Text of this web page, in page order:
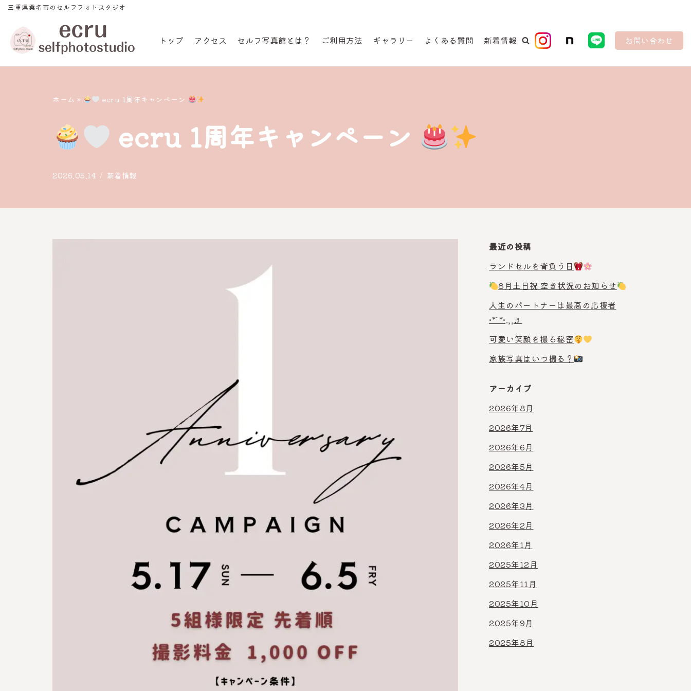
ン
三重県桑名市のセルフフォトスタジオ
トップ アクセス セルフ写真館とは？ ご利用方法 ギャラリー よくある質問 新着情報 お問い合わせ
ホーム » ecru 1周年キャンペーン
ecru 1周年キャンペーン
2026.05.14 新着情報
最近の投稿
ランドセルを背負う日
8月土日祝 空き状況のお知らせ
人生のパートナーは最高の応援者
•*¨*•.¸¸♬︎
可愛い笑顔を撮る秘密
家族写真はいつ撮る？
アーカイブ
2026年8月
2026年7月
2026年6月
2026年5月
2026年4月
2026年3月
2026年2月
2026年1月
2025年12月
2025年11月
2025年10月
2025年9月
2025年8月